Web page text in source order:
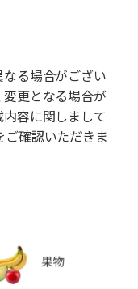
る場合がござい
更となる場合が
容に関しまして
ご確認いただきま